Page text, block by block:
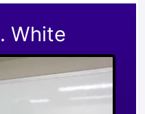
White